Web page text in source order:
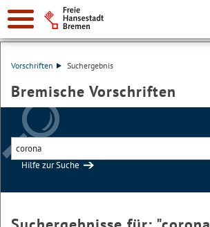
Vorschriften Suchergebnis
Bremische Vorschriften
Hilfe zur Suche